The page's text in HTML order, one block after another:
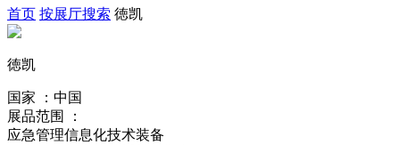
首页 按展厅搜索 徳凯
徳凯
国家 ：中国
展品范围 ：
应急管理信息化技术装备